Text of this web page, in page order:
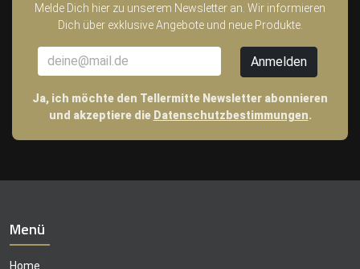
Melde Dich hier zu unserem Newsletter an. Wir informieren
Dich über exklusive Angebote und neue Produkte.
Ja, ich möchte den Tellermitte Newsletter abonnieren
und akzeptiere die Datenschutzbestimmungen.
Menü
Home